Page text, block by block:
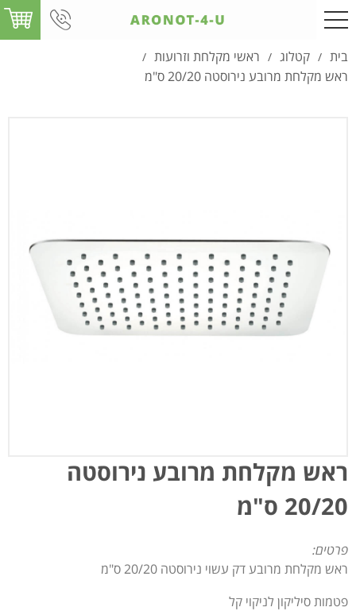
בית / קטלוג / ראשי מקלחת וזרועות /
ראש מקלחת מרובע נירוסטה 20/20 ס"מ
ראש מקלחת מרובע נירוסטה
20/20 ס"מ
פרטים:
ראש מקלחת מרובע דק עשוי נירוסטה 20/20 ס"מ
פטמות סיליקון לניקוי קל